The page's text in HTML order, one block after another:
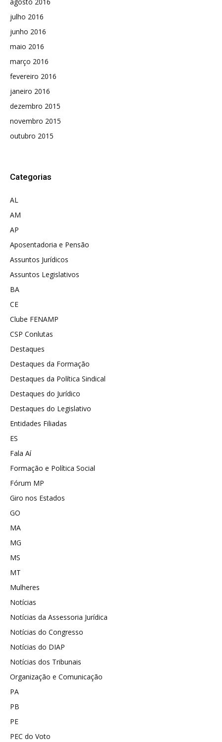
julho 2016
junho 2016
maio 2016
março 2016
fevereiro 2016
janeiro 2016
dezembro 2015
novembro 2015
outubro 2015
Categorias
AL
AM
AP
Aposentadoria e Pensão
Assuntos Jurídicos
Assuntos Legislativos
BA
CE
Clube FENAMP
CSP Conlutas
Destaques
Destaques da Formação
Destaques da Política Sindical
Destaques do Jurídico
Destaques do Legislativo
Entidades Filiadas
ES
Fala Aí
Formação e Política Social
Fórum MP
Giro nos Estados
GO
MA
MG
MS
MT
Mulheres
Notícias
Notícias da Assessoria Jurídica
Notícias do Congresso
Notícias do DIAP
Notícias dos Tribunais
Organização e Comunicação
PA
PB
PE
PEC do Voto